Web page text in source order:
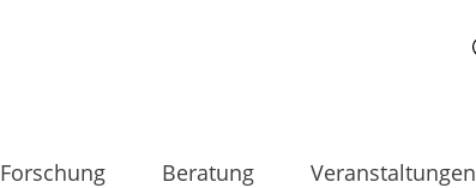
Forschung Beratung Veranstaltungen